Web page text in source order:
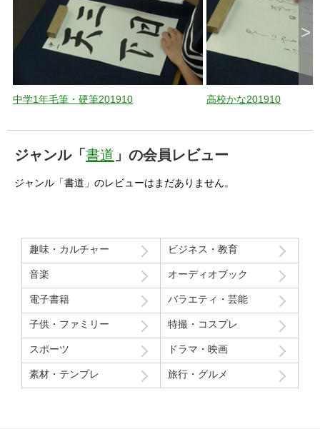
中学1年毛筆・硬筆201910 高校かな201910
>
ジャンル「 書道 」の会員レビュー
ジャンル「書道」のレビューはまだありません。
趣味・カルチャー ビジネス・教育
音楽 オーディオブック
電子書籍 バラエティ・芸能
子供・ファミリー 特撮・コスプレ
スポーツ ドラマ・映画
素材・テンプレ 旅行・グルメ